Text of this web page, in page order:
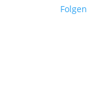
Folgen